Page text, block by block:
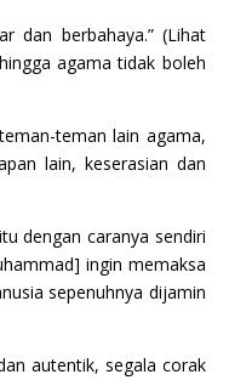
dan berbahaya.” (Lihat
agama tidak boleh
teman lain agama,
lain, keserasian dan
dengan caranya sendiri
ingin memaksa
sepenuhnya dijamin
autentik, segala corak